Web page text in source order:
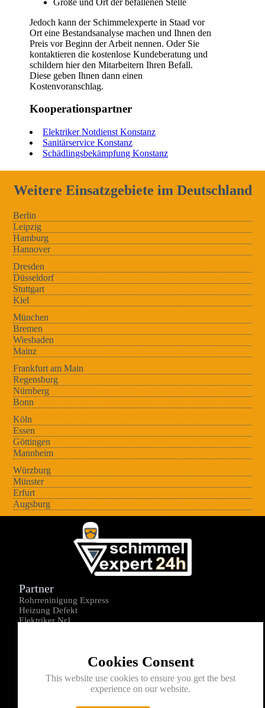
Jedoch kann der Schimmelexperte in Staad vor
Ort eine Bestandsanalyse machen und Ihnen den
Preis vor Beginn der Arbeit nennen. Oder Sie
kontaktieren die kostenlose Kundeberatung und
schildern hier den Mitarbeitern Ihren Befall.
Diese geben Ihnen dann einen
Kostenvoranschlag.
Kooperationspartner
Elektriker Notdienst Konstanz
Sanitärservice Konstanz
Schädlingsbekämpfung Konstanz
Weitere Einsatzgebiete im Deutschland
Berlin
Leipzig
Hamburg
Hannover
Dresden
Düsseldorf
Stuttgart
Kiel
München
Bremen
Wiesbaden
Mainz
Frankfurt am Main
Regensburg
Nürnberg
Bonn
Köln
Essen
Göttingen
Mannheim
Würzburg
Münster
Erfurt
Augsburg
Cookies Consent
This website use cookies to ensure you get the best
experience on our website.
Partner
Rohrreninigung Express
Heizung Defekt
Elektriker Nr1
Kontakt